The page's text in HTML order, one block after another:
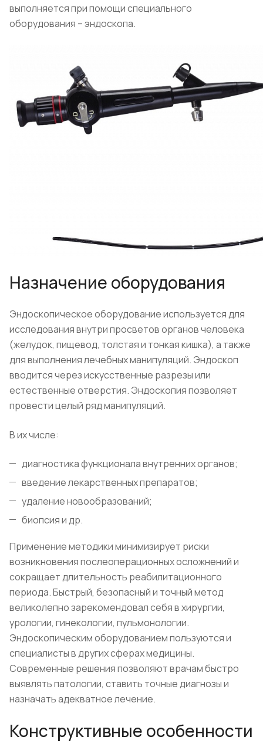
выполняется при помощи специального
оборудования – эндоскопа.
Назначение оборудования
Эндоскопическое оборудование используется для
исследования внутри просветов органов человека
(желудок, пищевод, толстая и тонкая кишка), а также
для выполнения лечебных манипуляций. Эндоскоп
вводится через искусственные разрезы или
естественные отверстия. Эндоскопия позволяет
провести целый ряд манипуляций.
В их числе:
диагностика функционала внутренних органов;
введение лекарственных препаратов;
удаление новообразований;
биопсия и др.
Применение методики минимизирует риски
возникновения послеоперационных осложнений и
сокращает длительность реабилитационного
периода. Быстрый, безопасный и точный метод
великолепно зарекомендовал себя в хирургии,
урологии, гинекологии, пульмонологии.
Эндоскопическим оборудованием пользуются и
специалисты в других сферах медицины.
Современные решения позволяют врачам быстро
выявлять патологии, ставить точные диагнозы и
назначать адекватное лечение.
Конструктивные особенности